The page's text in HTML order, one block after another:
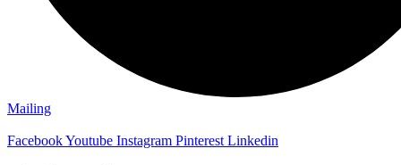
Mailing
FacebookYoutube Instagram Pinterest Linkedin